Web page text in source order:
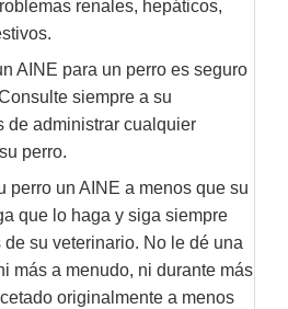
renales, hepáticos,
AINE para un perro es seguro
siempre a su
de administrar cualquier
perro.
perro un AINE a menos que su
que lo haga y siga siempre
de su veterinario. No le dé una
más a menudo, ni durante más
originalmente a menos